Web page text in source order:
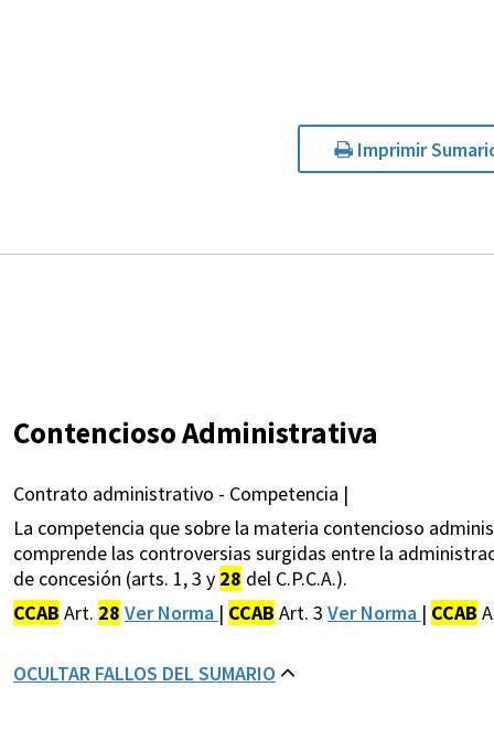
Imprimir
Contencioso Administrativa
Contrato administrativo - Competencia |
La competencia que sobre la materia contencioso
comprende las controversias surgidas entre la
de concesión (arts. 1, 3 y 28 del C.P.C.A.).
CCAB Art. 28 Ver Norma | CCAB Art. 3 Ver Norma | CCAB
OCULTAR FALLOS DEL SUMARIO